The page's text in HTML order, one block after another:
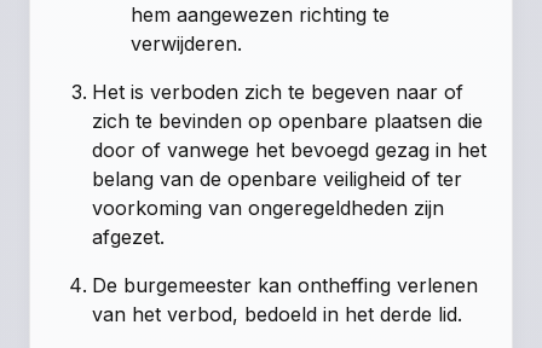
hem aangewezen richting te
verwijderen.
Het is verboden zich te begeven naar of
zich te bevinden op openbare plaatsen die
door of vanwege het bevoegd gezag in het
belang van de openbare veiligheid of ter
voorkoming van ongeregeldheden zijn
afgezet.
De burgemeester kan ontheffing verlenen
van het verbod, bedoeld in het derde lid.